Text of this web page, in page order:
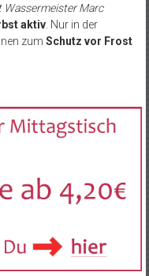
Wassermeister Marc
aktiv. Nur in der
zum Schutz vor Frost